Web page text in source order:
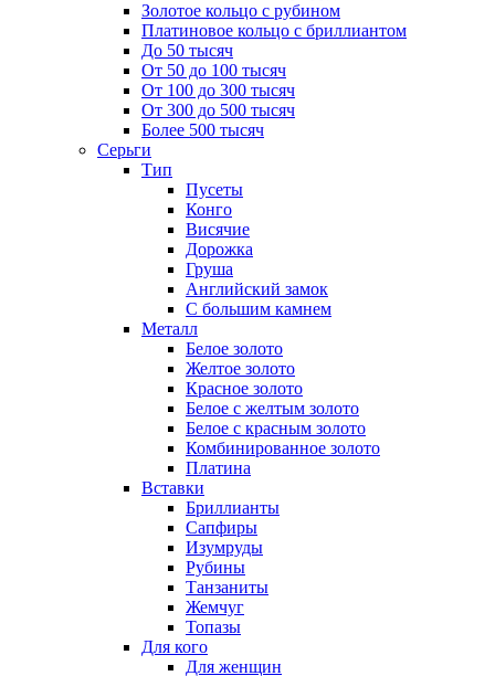
Золотое кольцо с рубином
Платиновое кольцо с бриллиантом
До 50 тысяч
От 50 до 100 тысяч
От 100 до 300 тысяч
От 300 до 500 тысяч
Более 500 тысяч
Серьги
Тип
Пусеты
Конго
Висячие
Дорожка
Груша
Английский замок
С большим камнем
Металл
Белое золото
Желтое золото
Красное золото
Белое с желтым золото
Белое с красным золото
Комбинированное золото
Платина
Вставки
Бриллианты
Сапфиры
Изумруды
Рубины
Танзаниты
Жемчуг
Топазы
Для кого
Для женщин